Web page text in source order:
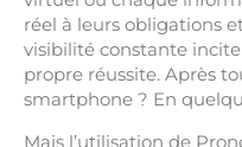
réel à leurs obligations
visibilité constante
propre réussite. Après
smartphone ? En
Mais l’utilisation de